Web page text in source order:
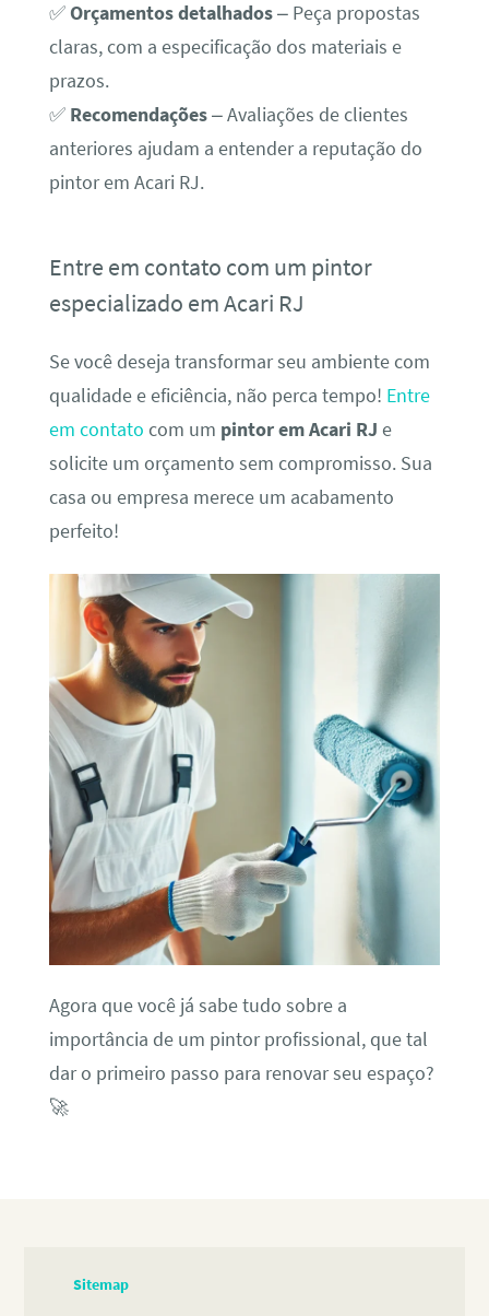
✅Orçamentos detalhados– Peça propostas
claras, com a especificação dos materiais e
prazos.
✅ Recomendações– Avaliações de clientes
anteriores ajudam a entender a reputação do
pintor em Acari RJ.
Entre em contato com um pintor
especializado em Acari RJ
Se você deseja transformar seu ambiente com
qualidade e eficiência, não perca tempo! Entre
em contato com um pintor em Acari RJ e
solicite um orçamento sem compromisso. Sua
casa ou empresa merece um acabamento
perfeito!
Agora que você já sabe tudo sobre a
importância de um pintor profissional, que tal
dar o primeiro passo para renovar seu espaço?
🚀
Sitemap